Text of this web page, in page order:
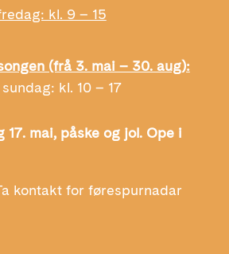
kl. 9 – 15
(frå 3. mai – 30. aug):
kl. 10 – 17
17. mai, påske og jol. Ope i
kontakt for førespurnadar